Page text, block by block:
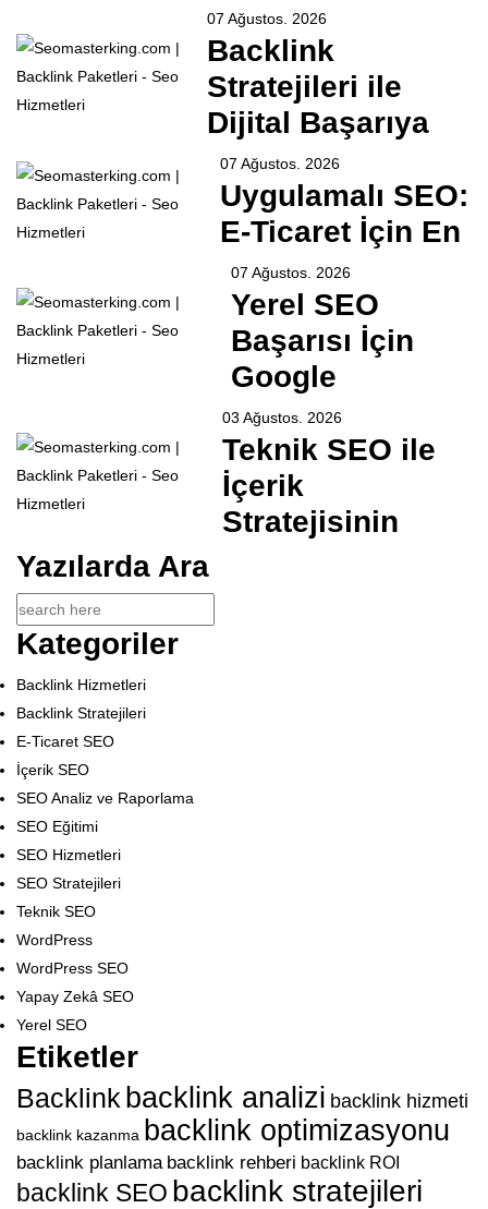
07 Ağustos. 2026
Backlink
Stratejileri ile
Dijital Başarıya
07 Ağustos. 2026
Uygulamalı SEO:
E-Ticaret İçin En
07 Ağustos. 2026
Yerel SEO
Başarısı İçin
Google
03 Ağustos. 2026
Teknik SEO ile
İçerik
Stratejisinin
Yazılarda Ara
Kategoriler
Backlink Hizmetleri
Backlink Stratejileri
E-Ticaret SEO
İçerik SEO
SEO Analiz ve Raporlama
SEO Eğitimi
SEO Hizmetleri
SEO Stratejileri
Teknik SEO
WordPress
WordPress SEO
Yapay Zekâ SEO
Yerel SEO
Etiketler
Backlink backlink analizi backlink hizmeti
backlink kazanma backlink optimizasyonu
backlink planlama backlink rehberi backlink ROI
backlink SEO backlink stratejileri